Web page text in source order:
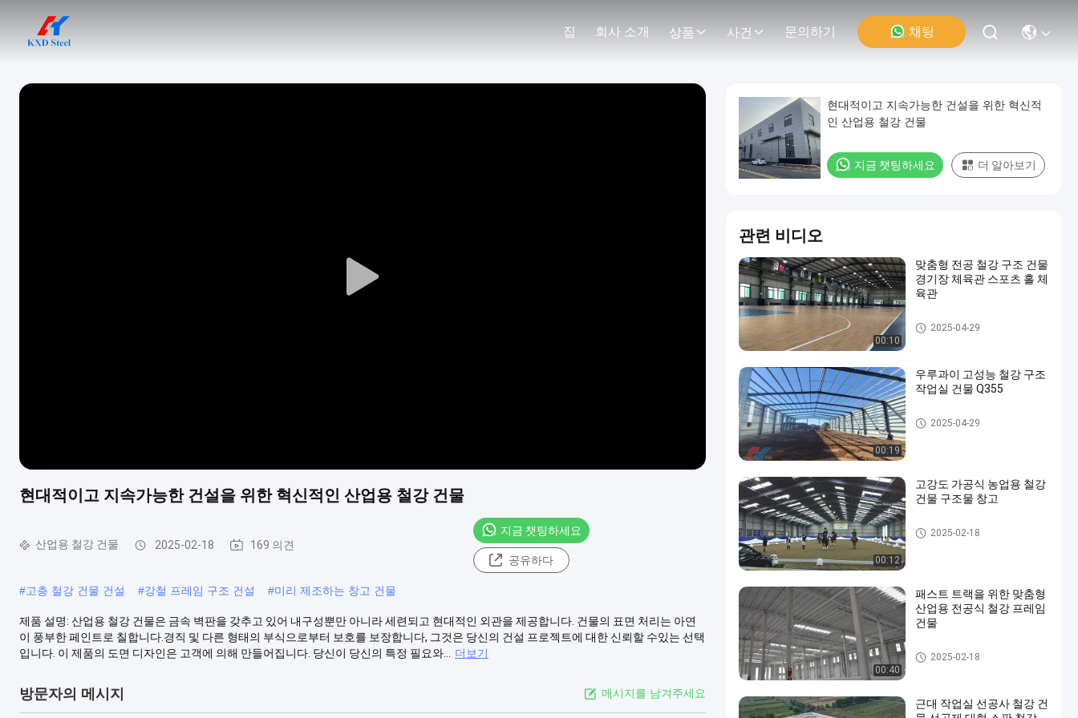
집 회사 소개 상품 사건 문의하기 채팅
Play
현대적이고 지속가능한 건설을 위한 혁신적인 산업용 철강 건물
산업용 철강 건물 2025-02-18 169 의견
지금 챗팅하세요
공유하다
#고층 철강 건물 건설 #강철 프레임 구조 건설 #미리 제조하는 창고 건물
제품 설명: 산업용 철강 건물은 금속 벽판을 갖추고 있어 내구성뿐만 아니라 세련되고 현대적인 외관을 제공합니다. 건물의 표면 처리는 아연
이 풍부한 페인트로 칠합니다.경직 및 다른 형태의 부식으로부터 보호를 보장합니다, 그것은 당신의 건설 프로젝트에 대한 신뢰할 수있는 선택
입니다. 이 제품의 도면 디자인은 고객에 의해 만들어집니다. 당신이 당신의 특정 필요와...
더보기
방문자의 메시지 메시지를 남겨주세요
현대적이고 지속가능한 건설을 위한 혁신적
인 산업용 철강 건물
지금 챗팅하세요 더 알아보기
관련 비디오
00:10
맞춤형 전공 철강 구조 건물
경기장 체육관 스포츠 홀 체
육관
철강 구조 건물
2025-04-29
00:19
우루과이 고성능 철강 구조
작업실 건물 Q355
철강 구조 작업실
2025-04-29
00:12
고강도 가공식 농업용 철강
건물 구조물 창고
농업용 철강 건물
2025-02-18
00:40
패스트 트랙을 위한 맞춤형
산업용 전공식 철강 프레임
건물
산업용 철강 건물
2025-02-18
근대 작업실 선공사 철강 건